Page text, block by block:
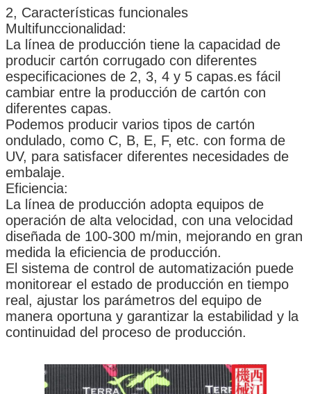
2, Características funcionales
Multifunccionalidad:
La línea de producción tiene la capacidad de
producir cartón corrugado con diferentes
especificaciones de 2, 3, 4 y 5 capas.es fácil
cambiar entre la producción de cartón con
diferentes capas.
Podemos producir varios tipos de cartón
ondulado, como C, B, E, F, etc. con forma de
UV, para satisfacer diferentes necesidades de
embalaje.
Eficiencia:
La línea de producción adopta equipos de
operación de alta velocidad, con una velocidad
diseñada de 100-300 m/min, mejorando en gran
medida la eficiencia de producción.
El sistema de control de automatización puede
monitorear el estado de producción en tiempo
real, ajustar los parámetros del equipo de
manera oportuna y garantizar la estabilidad y la
continuidad del proceso de producción.